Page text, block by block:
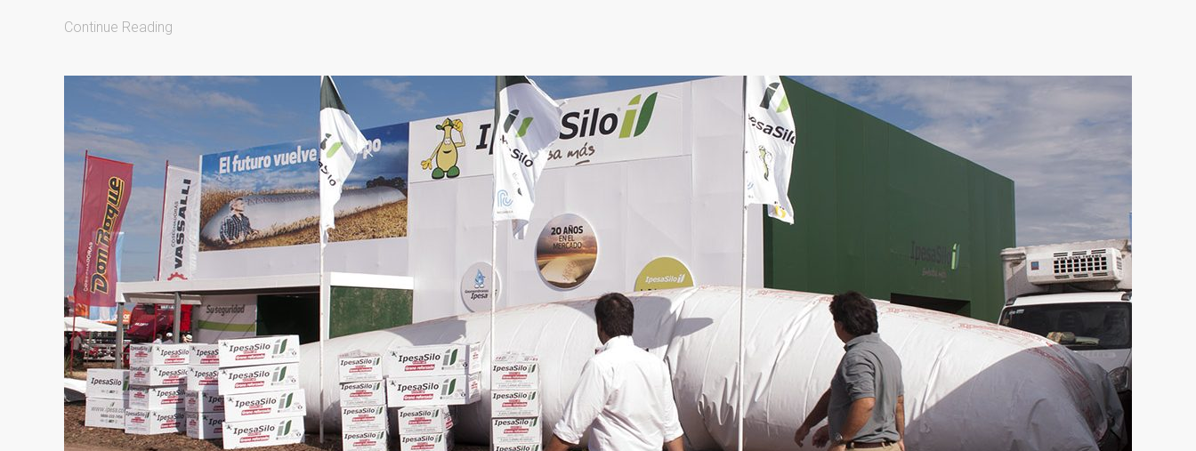
Continue Reading